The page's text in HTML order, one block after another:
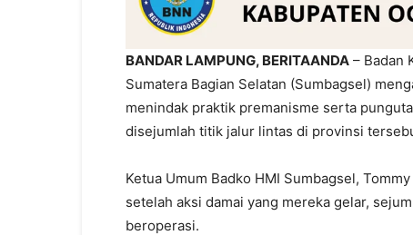
BANDAR LAMPUNG, BERITAANDA – Badan
Sumatera Bagian Selatan (Sumbagsel)
menindak praktik premanisme serta
disejumlah titik jalur lintas di provinsi
Ketua Umum Badko HMI Sumbagsel,
setelah aksi damai yang mereka gelar,
beroperasi.